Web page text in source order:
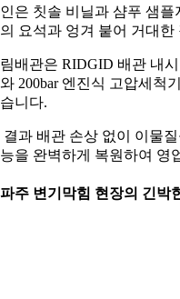
은 칫솔 비닐과 샴푸 샘
요석과 엉겨 붙어 거대
배관은 RIDGID 배관 내
200bar 엔진식 고압세척
니다.
결과 배관 손상 없이 이물
을 완벽하게 복원하여 영
주 변기막힘 현장의 긴박